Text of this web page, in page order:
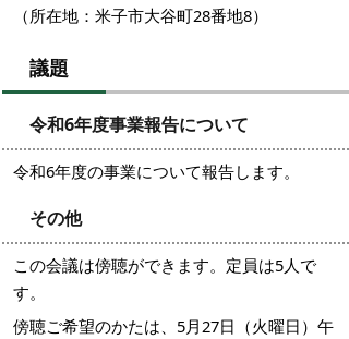
（所在地：米子市大谷町28番地8）
議題
令和6年度事業報告について
令和6年度の事業について報告します。
その他
この会議は傍聴ができます。定員は5人で
す。
傍聴ご希望のかたは、5月27日（火曜日）午